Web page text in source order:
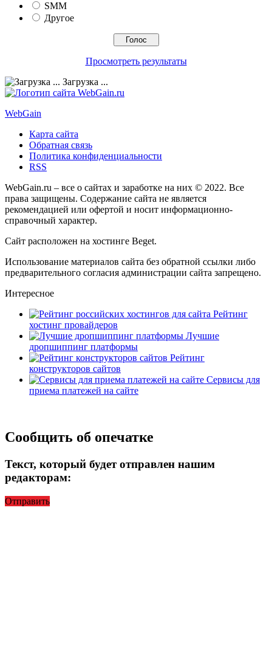
SMM
Другое
Просмотреть результаты
Загрузка ...
WebGain
Карта сайта
Обратная связь
Политика конфиденциальности
RSS
WebGain.ru – все о сайтах и заработке на них © 2022. Все
права защищены. Содержание сайта не является
рекомендацией или офертой и носит информационно-
справочный характер.
Сайт расположен на хостинге Beget.
Использование материалов сайта без обратной ссылки либо
предварительного согласия администрации сайта запрещено.
Интересное
Рейтинг
хостинг провайдеров
Лучшие
дропшиппинг платформы
Рейтинг
конструкторов сайтов
Сервисы для
приема платежей на сайте
Сообщить об опечатке
Текст, который будет отправлен нашим
редакторам:
Отправить